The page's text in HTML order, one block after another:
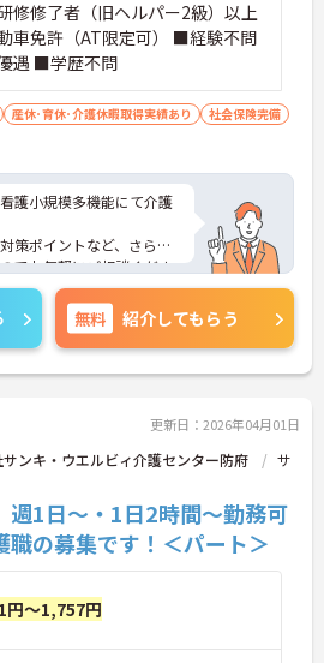
修修了者（旧ヘルパー2級）以上
車免許（AT限定可） ■経験不問
遇 ■学歴不問
産休･育休･介護休暇取得実績あり
社会保険完備
護小規模多機能にて介護
策ポイントなど、さらに
でお気軽にご相談くださ
無料 紹介してもらう
更新日：2026年04月01日
ンキ・ウエルビィ介護センター防府
サ
週1日～・1日2時間～勤務可
の募集です！＜パート＞
円～1,757円